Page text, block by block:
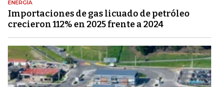
ENERGÍA
Importaciones de gas licuado de petróleo
crecieron 112% en 2025 frente a 2024